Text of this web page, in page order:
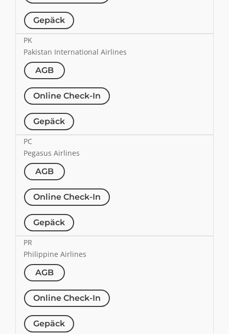
Gepäck
PK
Pakistan International Airlines
AGB
Online Check-In
Gepäck
PC
Pegasus Airlines
AGB
Online Check-In
Gepäck
PR
Philippine Airlines
AGB
Online Check-In
Gepäck